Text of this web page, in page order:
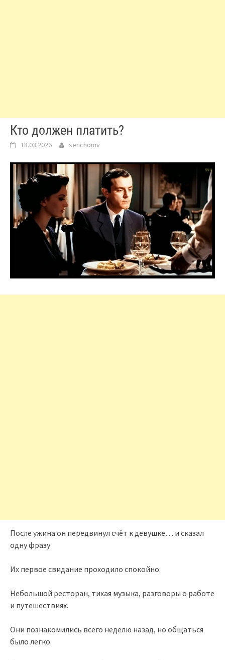
Кто должен платить?
18.03.2026 senchomv
После ужина он передвинул счёт к девушке… и сказал
одну фразу
Их первое свидание проходило спокойно.
Небольшой ресторан, тихая музыка, разговоры о работе
и путешествиях.
Они познакомились всего неделю назад, но общаться
было легко.